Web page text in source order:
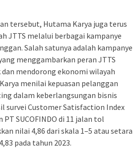
tersebut, Hutama Karya juga terus
JTTS melalui berbagai kampanye
Salah satunya adalah kampanye
menggambarkan peran JTTS
mendorong ekonomi wilayah
menilai kepuasan pelanggan
dalam keberlangsungan bisnis
survei Customer Satisfaction Index
PT SUCOFINDO di 11 jalan tol
nilai 4,86 dari skala 1–5 atau setara
pada tahun 2023.